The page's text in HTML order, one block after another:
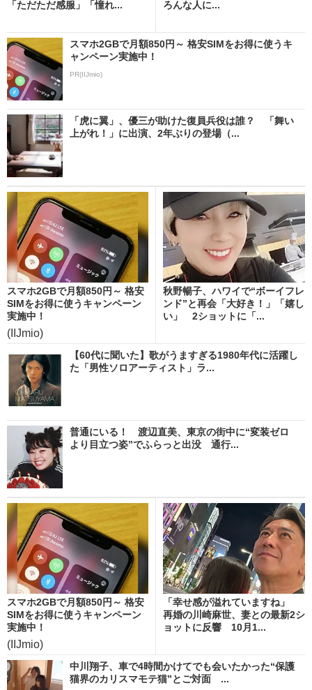
「ただただ感服」「憧れ... ろんな人に...
スマホ2GBで月額850円～ 格安SIMをお得に使うキ
ャンペーン実施中！
PR(IIJmio)
「虎に翼」、優三が助けた復員兵役は誰？ 「舞い
上がれ！」に出演、2年ぶりの登場（...
スマホ2GBで月額850円～ 格安
SIMをお得に使うキャンペーン
実施中！
(IIJmio)
秋野暢子、ハワイで“ボーイフレ
ンド”と再会「大好き！」「嬉し
い」 2ショットに「...
【60代に聞いた】歌がうますぎる1980年代に活躍し
た「男性ソロアーティスト」ラ...
普通にいる！ 渡辺直美、東京の街中に“変装ゼロ
より目立つ姿”でふらっと出没 通行...
スマホ2GBで月額850円～ 格安
SIMをお得に使うキャンペーン
実施中！
(IIJmio)
「幸せ感が溢れていますね」
再婚の川崎麻世、妻との最新2シ
ョットに反響 10月1...
中川翔子、車で4時間かけてでも会いたかった“保護
猫界のカリスマモテ猫”とご対面 ...